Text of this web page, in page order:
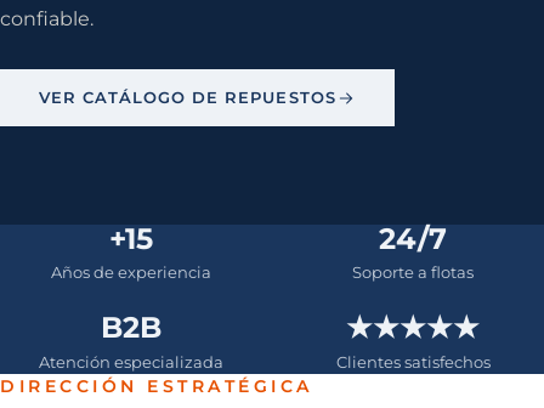
confiable.
VER CATÁLOGO DE REPUESTOS
+15
Años de experiencia
24/7
Soporte a flotas
B2B
Atención especializada
★★★★★
Clientes satisfechos
DIRECCIÓN ESTRATÉGICA